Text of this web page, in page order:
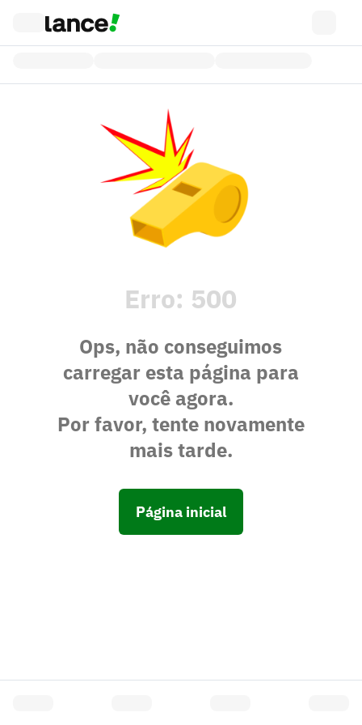
Erro: 500
Ops, não conseguimos
carregar esta página para
você agora.
Por favor, tente novamente
mais tarde.
Página inicial